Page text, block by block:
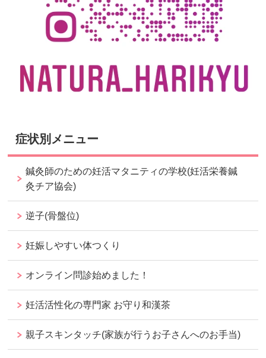
症状別メニュー
鍼灸師のための妊活マタニティの学校(妊活栄養鍼
灸チア協会)
逆子(骨盤位)
妊娠しやすい体つくり
オンライン問診始めました！
妊活活性化の専門家 お守り和漢茶
親子スキンタッチ(家族が行うお子さんへのお手当)